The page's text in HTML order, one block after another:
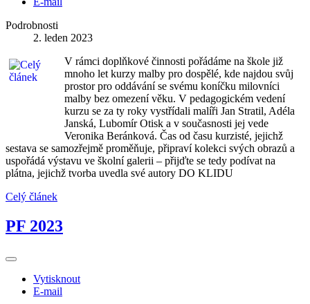
Podrobnosti
2. leden 2023
V rámci doplňkové činnosti pořádáme na škole již
mnoho let kurzy malby pro dospělé, kde najdou svůj
prostor pro oddávání se svému koníčku milovníci
malby bez omezení věku. V pedagogickém vedení
kurzu se za ty roky vystřídali malíři Jan Stratil, Adéla
Janská, Lubomír Otisk a v současnosti jej vede
Veronika Beránková. Čas od času kurzisté, jejichž
sestava se samozřejmě proměňuje, připraví kolekci svých obrazů a
uspořádá výstavu ve školní galerii – přijďte se tedy podívat na
plátna, jejichž tvorba uvedla své autory DO KLIDU
Celý článek
PF 2023
Vytisknout
E-mail